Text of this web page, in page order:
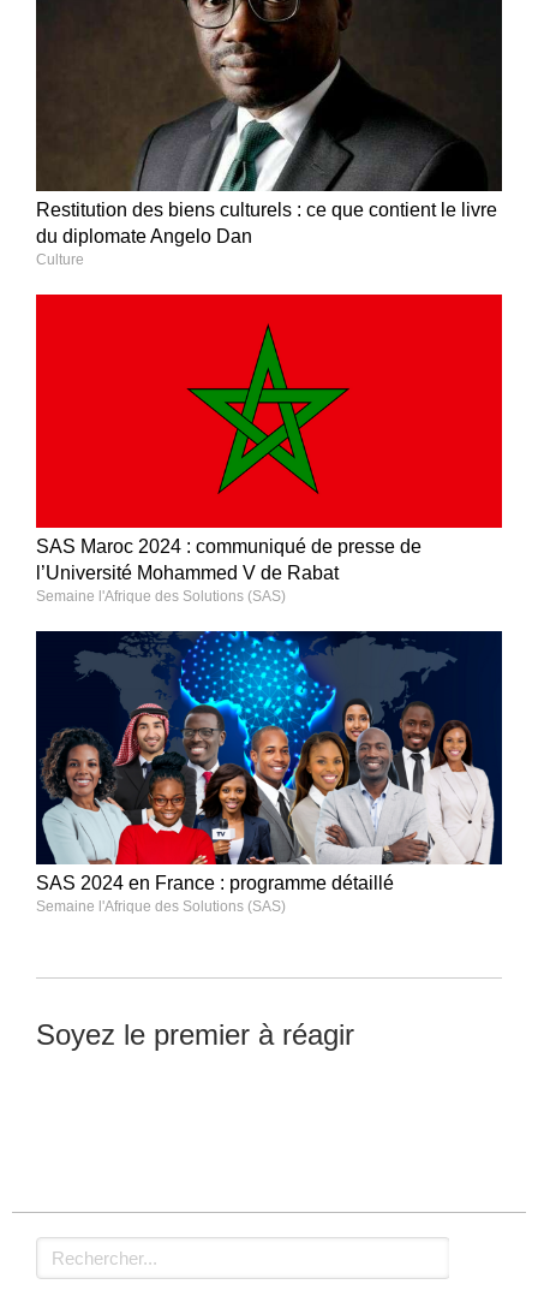
Restitution des biens culturels : ce que contient le livre
du diplomate Angelo Dan
Culture
SAS Maroc 2024 : communiqué de presse de
l’Université Mohammed V de Rabat
Semaine l'Afrique des Solutions (SAS)
SAS 2024 en France : programme détaillé
Semaine l'Afrique des Solutions (SAS)
Soyez le premier à réagir
Rechercher